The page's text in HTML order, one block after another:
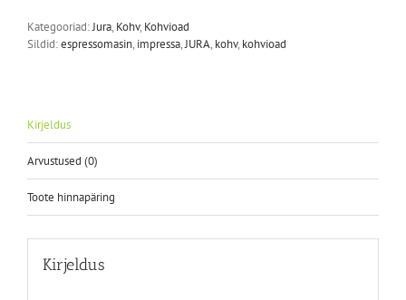
Kategooriad:Jura, Kohv, Kohvioad
Sildid:espressomasin, impressa,JURA, kohv, kohvioad
Kirjeldus
Arvustused (0)
Toote hinnapäring
Kirjeldus